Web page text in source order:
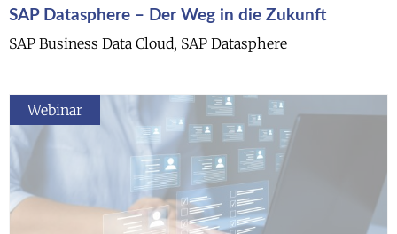
SAP Datasphere – Der Weg in die Zukunft
SAP Business Data Cloud, SAP Datasphere
Webinar